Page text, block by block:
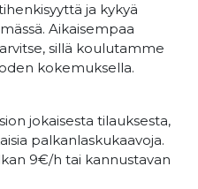
ja kykyä
Aikaisempaa
sillä koulutamme
kokemuksella.
jokaisesta tilauksesta,
palkanlaskukaavoja.
9€/h tai kannustavan